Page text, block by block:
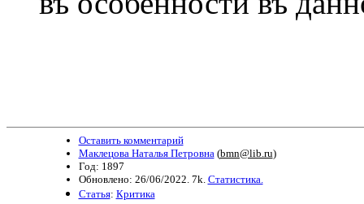
Оставить комментарий
Маклецова Наталья Петровна (bmn@lib.ru)
Год: 1897
Обновлено: 26/06/2022. 7k. Статистика.
Статья: Критика